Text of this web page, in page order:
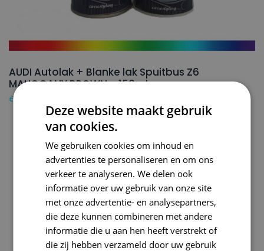
AUDI Autolak + Blanke lak Spuitbus Z6
MAHOGANY BROWN – 150ml
€
Deze website maakt gebruik
van cookies.
We gebruiken cookies om inhoud en
advertenties te personaliseren en om ons
verkeer te analyseren. We delen ook
informatie over uw gebruik van onze site
met onze advertentie- en analysepartners,
die deze kunnen combineren met andere
informatie die u aan hen heeft verstrekt of
die zij hebben verzameld door uw gebruik